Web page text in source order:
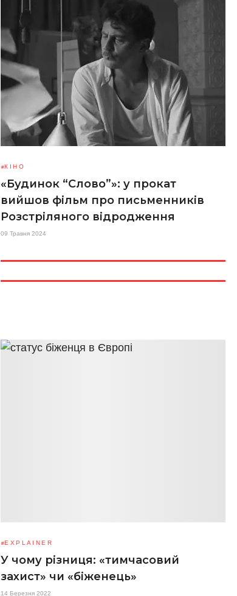
КІНО
«Будинок “Слово”»: у прокат
вийшов фільм про письменників
Розстріляного відродження
09 Травня 2024
EXPLAINER
У чому різниця: «тимчасовий
захист» чи «біженець»
14 Березня 2022